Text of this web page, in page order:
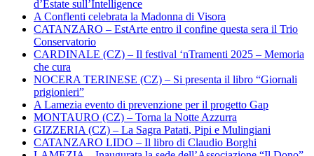
d’Estate sull’Intelligence
A Conflenti celebrata la Madonna di Visora
CATANZARO – EstArte entro il confine questa sera il Trio
Conservatorio
CARDINALE (CZ) – Il festival ‘nTramenti 2025 – Memoria
che cura
NOCERA TERINESE (CZ) – Si presenta il libro “Giornali
prigionieri”
A Lamezia evento di prevenzione per il progetto Gap
MONTAURO (CZ) – Torna la Notte Azzurra
GIZZERIA (CZ) – La Sagra Patati, Pipi e Mulingiani
CATANZARO LIDO – Il libro di Claudio Borghi